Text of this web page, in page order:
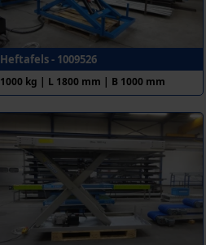
Heftafels - 1009526
1000 kg | L 1800 mm | B 1000 mm